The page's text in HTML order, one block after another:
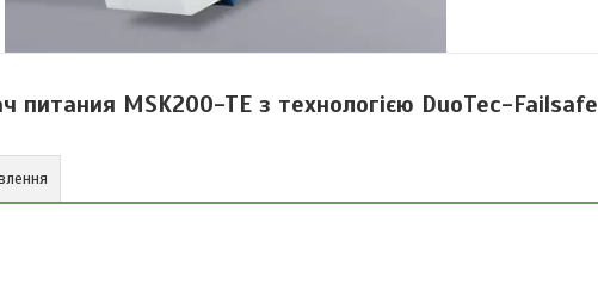
питания MSK200-TE з технологією DuoTec-Failsafe